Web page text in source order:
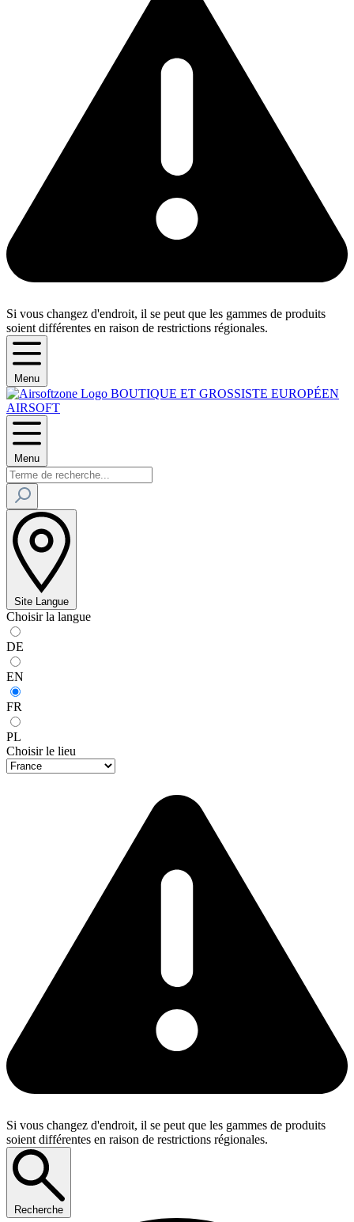
Si vous changez d'endroit, il se peut que les gammes de produits
soient différentes en raison de restrictions régionales.
Menu
BOUTIQUE ET GROSSISTE EUROPÉEN
AIRSOFT
Menu
Site Langue
Choisir la langue
DE
EN
FR
PL
Choisir le lieu
Si vous changez d'endroit, il se peut que les gammes de produits
soient différentes en raison de restrictions régionales.
Recherche